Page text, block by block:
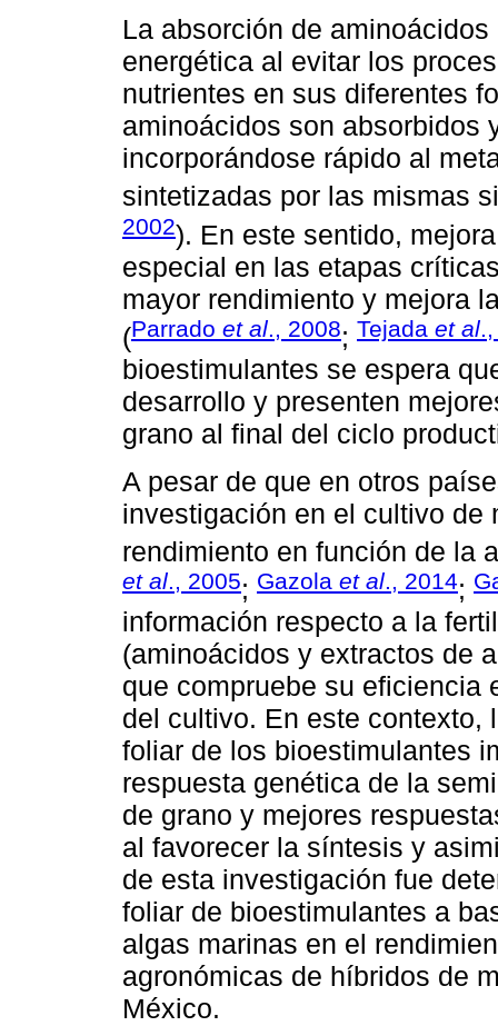
La absorción de
energética al evitar los
nutrientes en sus diferentes
aminoácidos son absorbidos
incorporándose rápido al
sintetizadas por las mismas
2002). En este sentido,
especial en las etapas
mayor rendimiento y mejora
(Parrado et al., 2008; Tejada et al
bioestimulantes se espera
desarrollo y presenten
grano al final del ciclo
A pesar de que en otros
investigación en el cultivo de
rendimiento en función de la
et al., 2005; Gazola et al., 2014;
información respecto a la
(aminoácidos y extractos de
que compruebe su eficiencia
del cultivo. En este contexto,
foliar de los bioestimulantes
respuesta genética de la
de grano y mejores
al favorecer la síntesis y
de esta investigación fue
foliar de bioestimulantes a
algas marinas en el
agronómicas de híbridos de
México.